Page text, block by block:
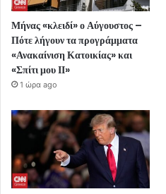
Μήνας «κλειδί» ο Αύγουστος –
Πότε λήγουν τα προγράμματα
«Ανακαίνιση Κατοικίας» και
«Σπίτι μου ΙΙ»
1 ώρα ago